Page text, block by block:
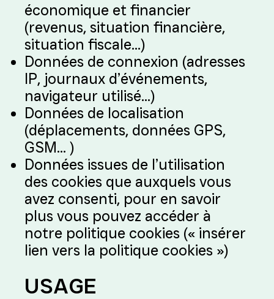
économique et financier
(revenus, situation financière,
situation fiscale…)
Données de connexion (adresses
IP, journaux d’événements,
navigateur utilisé…)
Données de localisation
(déplacements, données GPS,
GSM… )
Données issues de l’utilisation
des cookies que auxquels vous
avez consenti, pour en savoir
plus vous pouvez accéder à
notre politique cookies (« insérer
lien vers la politique cookies »)
USAGE